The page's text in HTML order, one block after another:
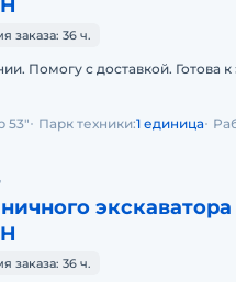
заказа: 36 ч.
Помогу с доставкой. Готова к
53" Парк техники:1 единица
экскаватора
заказа: 36 ч.